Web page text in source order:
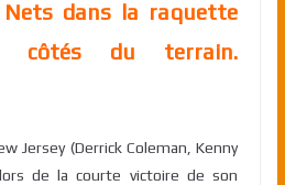
Nets dans la raquette
côtés du terrain.
Jersey (Derrick Coleman, Kenny
de la courte victoire de son